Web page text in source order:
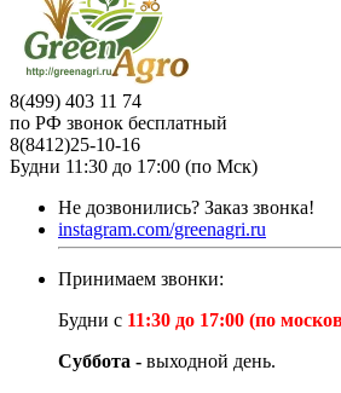
8(499) 403 11 74
по РФ звонок бесплатный
8(8412)25-10-16
Будни 11:30 до 17:00 (по Мск)
Не дозвонились? Заказ звонка!
instagram.com/greenagri.ru
Принимаем звонки:
Будни с 11:30 до 17:00 (по
Суббота - выходной день.